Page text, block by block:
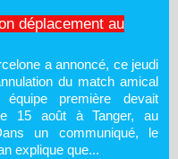
déplacement au
a annoncé, ce jeudi
du match amical
première devait
15 août à Tanger, au
un communiqué, le
explique que...